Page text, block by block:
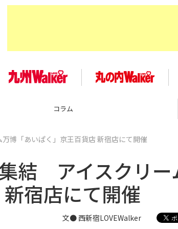
コラム
博「あいぱく」京王百貨店 新宿店にて開催
結 アイスクリー
宿店にて開催
文● 西新宿LOVEWalker